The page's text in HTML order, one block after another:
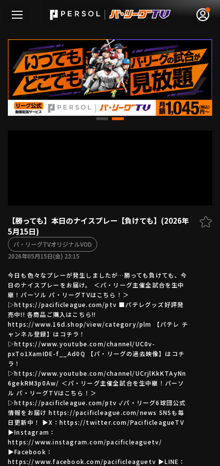
無料アカウント登録 ログイン
HOME
ファーム東地区
ファーム中地区
ファーム西地区
交流戦
選手名鑑
選手名鑑トップ
北海道日本ハムファイターズ
東北楽天ゴールデンイーグルス
埼玉西武ライオンズ
千葉ロッテマリーンズ
オリックス・バファローズ
福岡ソフトバンクホークス
ニュース
設定
【勝っても】本日のナイスプレー【負けても】(2026年
5月15日)
パ・リーグTVオリジナルVOD
2026年05月15日(金) 23:15
今日も色々なプレーが発生しましたが…勝っても負けても、今
日のナイスプレーをお届け。 ＜パ・リーグ主催全試合を生中
継！パーソル パ・リーグTVはこちら！＞
▷https://pacificleague.com/ptv ■パテレグッズ好評発
売中!! 各商品ご購入はこちら!!
https://www.16d.shop/view/category/plm 【パテレ チ
ャンネル登録】はコチラ！
▷https://www.youtube.com/channel/UC0v-
pxTo1XamIDE-f__Ad0Q 【パ・リーグの過去映像】はコチ
ラ！
▷https://www.youtube.com/channel/UCrjlKkKTAyNn
6gekRM3p0Aw/ ＜パ・リーグ主催全試合を生中継！パーソ
ル パ・リーグTVはこちら！＞
▷https://pacificleague.com/ptv ✓パ・リーグ6球団公式
情報をお届け https://pacificleague.com/news SNSも毎
日更新中！ ▶X：https://twitter.com/PacificleagueTV
▶Instagram：
https://www.instagram.com/pacificleaguetv/
▶Facebook：
https://www.facebook.com/pacificleaguetv ▶LINE：